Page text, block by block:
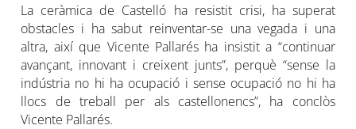
La ceràmica de Castelló ha resistit crisi, ha superat
obstacles i ha sabut reinventar-se una vegada i una
altra, així que Vicente Pallarés ha insistit a “continuar
avançant, innovant i creixent junts”, perquè “sense la
indústria no hi ha ocupació i sense ocupació no hi ha
llocs de treball per als castellonencs”, ha conclòs
Vicente Pallarés.